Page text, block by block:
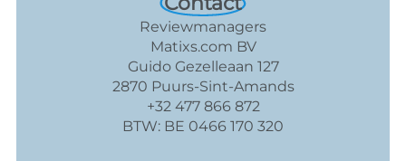
Reviewmanagers
Matixs.com BV
Guido Gezelleaan 127
2870 Puurs-Sint-Amands
+32 477 866 872
BTW: BE 0466 170 320